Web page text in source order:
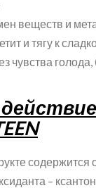
веществ и
и тягу к
чувства
содержится
–